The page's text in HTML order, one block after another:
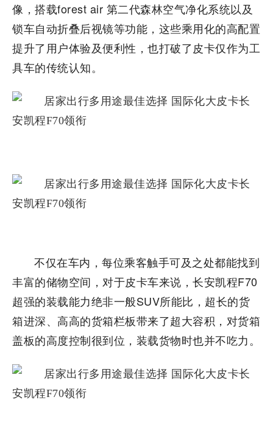
像，搭载forest air 第二代森林空气净化系统以及
锁车自动折叠后视镜等功能，这些乘用化的高配置
提升了用户体验及便利性，也打破了皮卡仅作为工
具车的传统认知。
不仅在车内，每位乘客触手可及之处都能找到
丰富的储物空间，对于皮卡车来说，长安凯程F70
超强的装载能力绝非一般SUV所能比，超长的货
箱进深、高高的货箱栏板带来了超大容积，对货箱
盖板的高度控制很到位，装载货物时也并不吃力。